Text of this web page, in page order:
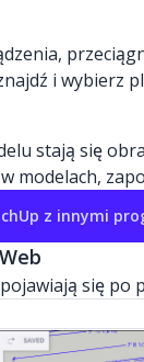
i wybierz
stają się
modelach,
z innymi
się